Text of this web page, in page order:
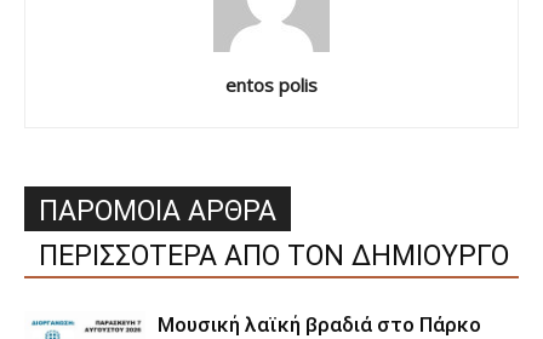
entos polis
ΠΑΡΟΜΟΙΑ ΑΡΘΡΑ
ΠΕΡΙΣΣΟΤΕΡΑ ΑΠΟ ΤΟΝ ΔΗΜΙΟΥΡΓΟ
Μουσική λαϊκή βραδιά στο Πάρκο